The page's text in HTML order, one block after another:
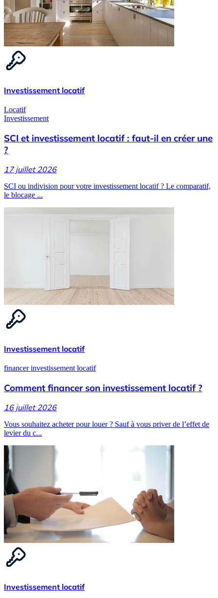
Investissement locatif
Locatif
Investissement
SCI et investissement locatif : faut-il en créer une
?
17 juillet 2026
SCI ou indivision pour votre investissement locatif ? Le comparatif,
le blocage ...
Investissement locatif
financer investissement locatif
Comment financer son investissement locatif ?
16 juillet 2026
Vous souhaitez acheter pour louer ? Sauf à vous priver de l’effet de
levier du c...
Investissement locatif